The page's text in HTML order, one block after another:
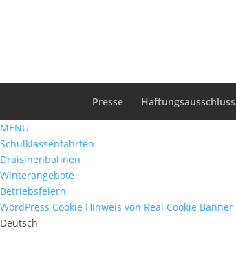
Presse Haftungsausschluss
MENU
Schulklassenfahrten
Draisinenbahnen
Winterangebote
Betriebsfeiern
WordPress Cookie Hinweis von Real Cookie Banner
Deutsch